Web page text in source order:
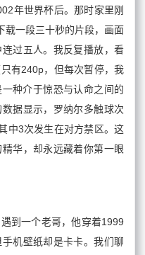
年世界杯后。那时家里刚
载一段三十秒的片段，画面
过五人。我反复播放，看
有240p，但每次暂停，我
种介于惊恐与认命之间的
据显示，罗纳尔多触球次
中3次发生在对方禁区。这
华，却永远藏着你第一眼
到一个老哥，他穿着1999
机壁纸却是卡卡。我们聊